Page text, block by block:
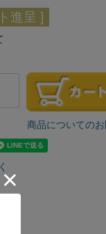
進呈 ]
商品についての